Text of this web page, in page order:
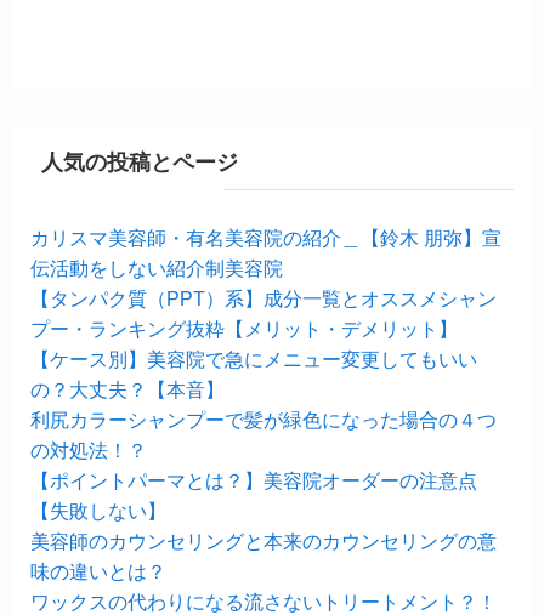
人気の投稿とページ
カリスマ美容師・有名美容院の紹介＿【鈴木 朋弥】宣
伝活動をしない紹介制美容院
【タンパク質（PPT）系】成分一覧とオススメシャン
プー・ランキング抜粋【メリット・デメリット】
【ケース別】美容院で急にメニュー変更してもいい
の？大丈夫？【本音】
利尻カラーシャンプーで髪が緑色になった場合の４つ
の対処法！？
【ポイントパーマとは？】美容院オーダーの注意点
【失敗しない】
美容師のカウンセリングと本来のカウンセリングの意
味の違いとは？
ワックスの代わりになる流さないトリートメント？！